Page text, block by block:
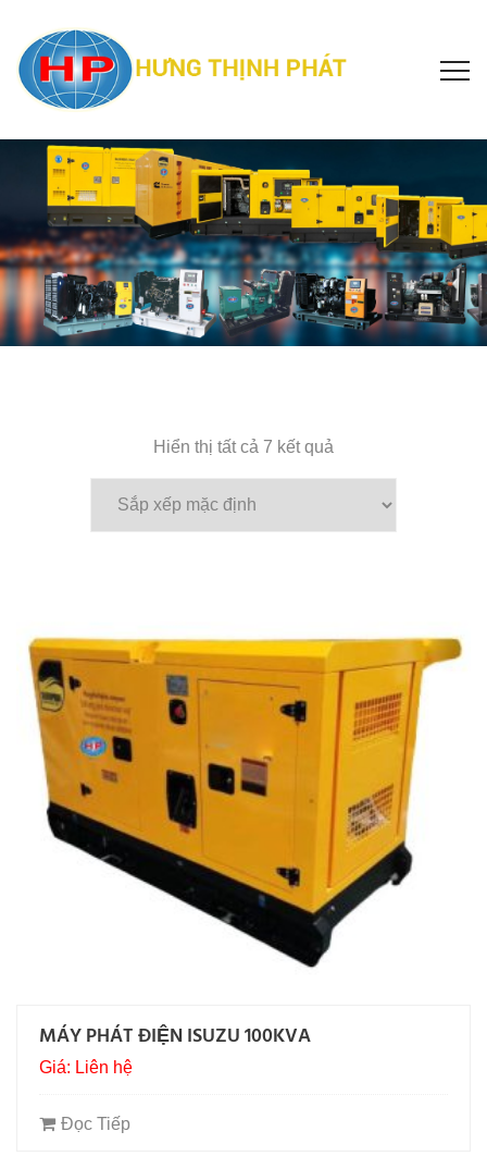
Hiển thị tất cả 7 kết quả
MÁY PHÁT ĐIỆN ISUZU 100KVA
Giá: Liên hệ
Đọc Tiếp